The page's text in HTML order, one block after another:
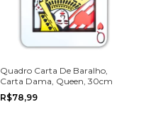
Quadro Carta De Baralho,
Carta Dama, Queen, 30cm
R$78,99